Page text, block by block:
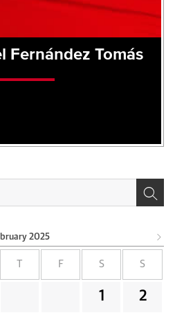
Fernández Tomás
2025
F S S
1 2